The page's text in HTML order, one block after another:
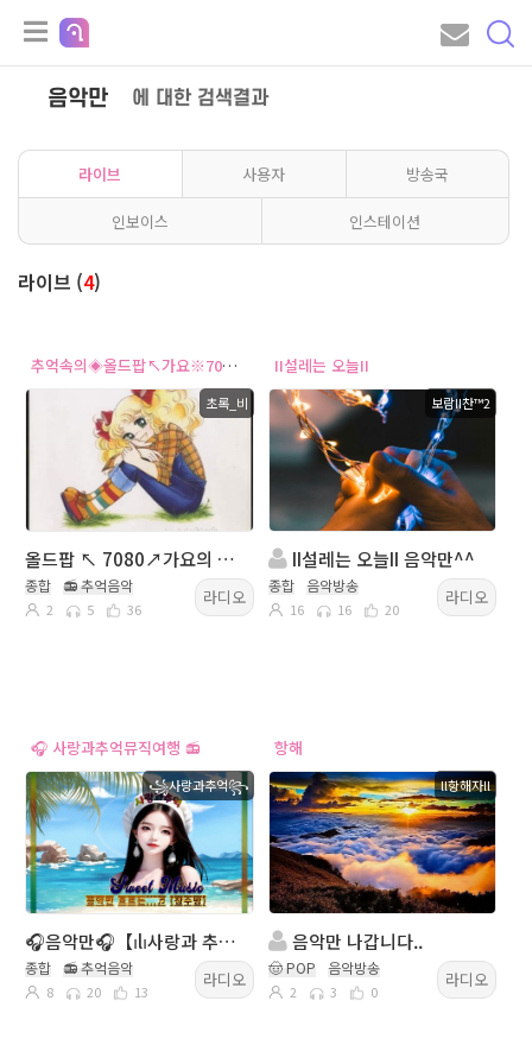
음악만 에 대한 검색결과
라이브 사용자 방송국
인보이스 인스테이션
라이브 (4)
추억속의◈올드팝↖가요※7080↗
초록_비
올드팝 ↖ 7080↗가요의 선율↖추억속으로~↗음악만 나갑니다
종합 📻 추억음악
2 5 36
라디오
II설레는 오늘II
보람II찬™2
II설레는 오늘II 음악만^^
종합 음악방송
16 16 20
라디오
🎧 사랑과추억뮤직여행 📻
꧁사랑과추억꧂
🎧음악만🎧【ılı사랑과 추억을 담은 익숙한 멜로디 ılı】
종합 📻 추억음악
8 20 13
라디오
항해
ll항해자ll
음악만 나갑니다..
🤠 POP 음악방송
2 3 0
라디오